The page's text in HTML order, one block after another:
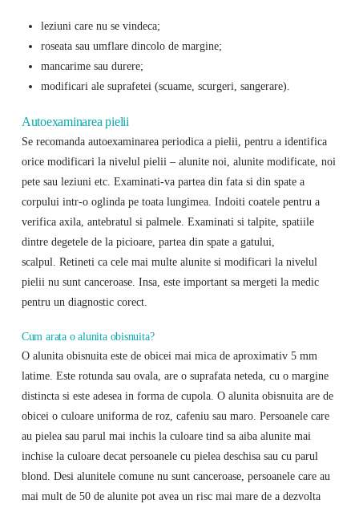
leziuni care nu se vindeca;
roseata sau umflare dincolo de margine;
mancarime sau durere;
modificari ale suprafetei (scuame, scurgeri, sangerare).
Autoexaminarea pielii
Se recomanda autoexaminarea periodica a pielii, pentru a identifica
orice modificari la nivelul pielii – alunite noi, alunite modificate, noi
pete sau leziuni etc. Examinati-va partea din fata si din spate a
corpului intr-o oglinda pe toata lungimea. Indoiti coatele pentru a
verifica axila, antebratul si palmele. Examinati si talpite, spatiile
dintre degetele de la picioare, partea din spate a gatului,
scalpul. Retineti ca cele mai multe alunite si modificari la nivelul
pielii nu sunt canceroase. Insa, este important sa mergeti la medic
pentru un diagnostic corect.
Cum arata o alunita obisnuita?
O alunita obisnuita este de obicei mai mica de aproximativ 5 mm
latime. Este rotunda sau ovala, are o suprafata neteda, cu o margine
distincta si este adesea in forma de cupola. O alunita obisnuita are de
obicei o culoare uniforma de roz, cafeniu sau maro. Persoanele care
au pielea sau parul mai inchis la culoare tind sa aiba alunite mai
inchise la culoare decat persoanele cu pielea deschisa sau cu parul
blond. Desi alunitele comune nu sunt canceroase, persoanele care au
mai mult de 50 de alunite pot avea un risc mai mare de a dezvolta